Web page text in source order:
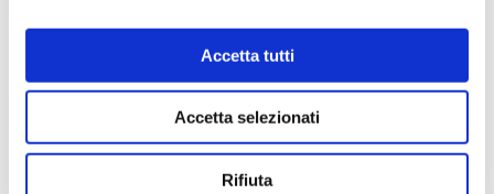
Accetta tutti
Accetta selezionati
Rifiuta
Pagina aggiornata il 04/08/2020